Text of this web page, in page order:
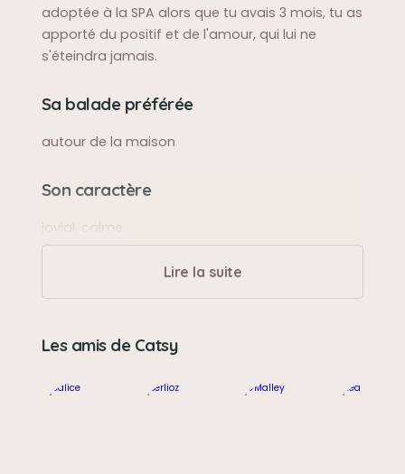
adoptée à la SPA alors que tu avais 3 mois, tu as
apporté du positif et de l'amour, qui lui ne
s'éteindra jamais.
Sa balade préférée
autour de la maison
Son caractère
jovial, calme
Lire la suite
Les amis de Catsy